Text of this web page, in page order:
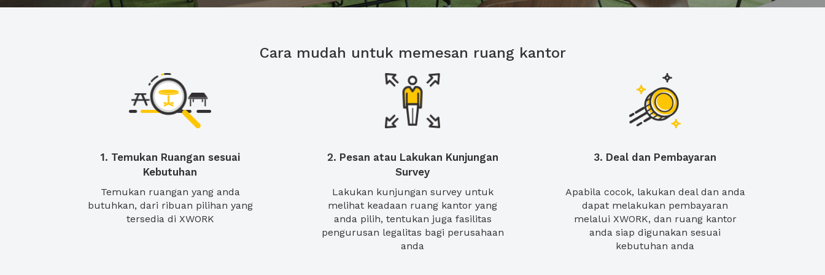
Cara mudah untuk memesan ruang kantor
1. Temukan Ruangan sesuai
Kebutuhan
Temukan ruangan yang anda
butuhkan, dari ribuan pilihan yang
tersedia di XWORK
2. Pesan atau Lakukan Kunjungan
Survey
Lakukan kunjungan survey untuk
melihat keadaan ruang kantor yang
anda pilih, tentukan juga fasilitas
pengurusan legalitas bagi perusahaan
anda
3. Deal dan Pembayaran
Apabila cocok, lakukan deal dan anda
dapat melakukan pembayaran
melalui XWORK, dan ruang kantor
anda siap digunakan sesuai
kebutuhan anda